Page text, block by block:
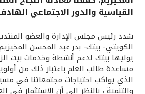
القنوات المصرفية
أدوات وخدمات
خدمات ما بعد البيع
القياسية والدور الاجتماعي
شدد رئيس مجلس الإدارة والعضو
الكويتي- بيتك- بدر عبد المحسن
يوليها بيتك لدعم أنشطة وخدمات بيت
مساعدة طالب العلم باعتبار ذلك من
الذي يواكب احتياجات مجتمعاتنا في
والتنمية ، بالنظر إلى أن الاستثمار في